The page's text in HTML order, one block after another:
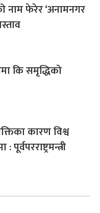
नाम फेरेर ‘अनामनगर
कि समृद्धिको
कारण विश्व